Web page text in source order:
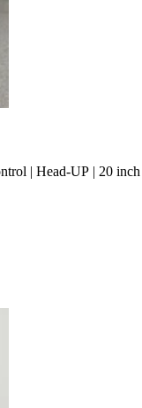
| Head-UP | 20 inch